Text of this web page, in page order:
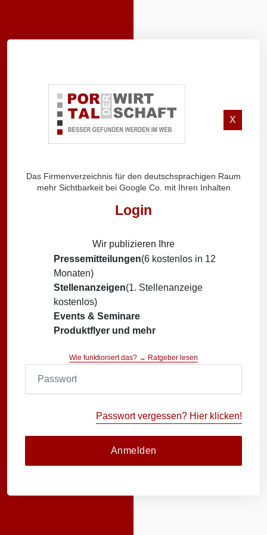
X
Das Firmenverzeichnis für den deutschsprachigen Raum
mehr Sichtbarkeit bei Google Co. mit Ihren Inhalten
Login
Wir publizieren Ihre
Pressemitteilungen(6 kostenlos in 12
Monaten)
Stellenanzeigen(1. Stellenanzeige
kostenlos)
Events & Seminare
Produktflyer und mehr
Wie funktioniert das? → Ratgeber lesen
Passwort vergessen? Hier klicken!
Anmelden